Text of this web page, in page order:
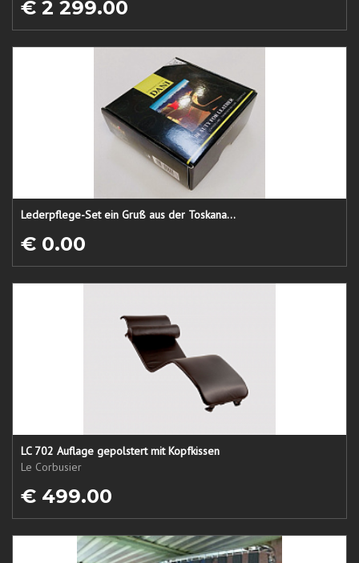
€ 2 299.00
Lederpflege-Set ein Gruß aus der Toskana...
€ 0.00
LC 702 Auflage gepolstert mit Kopfkissen
Le Corbusier
€ 499.00